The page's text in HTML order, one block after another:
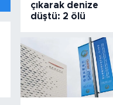
çıkarak denize
düştü: 2 ölü